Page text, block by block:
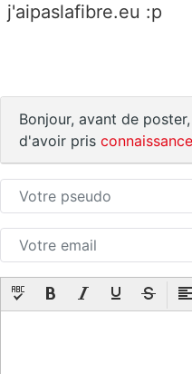
j'aipaslafibre.eu :p
Bonjour, avant de
d'avoir pris